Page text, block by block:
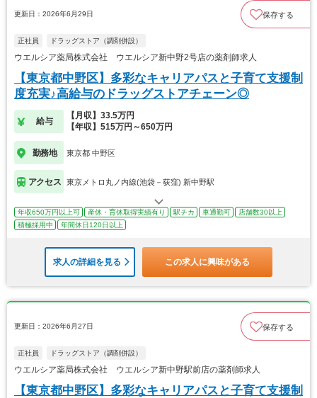
更新日：2026年6月29日 保存する
正社員 ドラッグストア（調剤併設）
ウエルシア薬局株式会社 ウエルシア新中野2号店の薬剤師求人
【東京都中野区】多彩なキャリアパスと子育て支援制
度充実♪高給与のドラッグストアチェーン◎
給与
【月収】33.5万円
【年収】515万円～650万円
勤務地 東京都 中野区
アクセス 東京メトロ丸ノ内線(池袋－荻窪) 新中野駅
年収650万円以上可 産休・育休取得実績有り 駅チカ 車通勤可
店舗数30以上
積極採用中
年間休日120日以上
求人の詳細を見る この求人に興味がある
更新日：2026年6月27日 保存する
正社員 ドラッグストア（調剤併設）
ウエルシア薬局株式会社 ウエルシア新中野駅前店の薬剤師求人
【東京都中野区】多彩なキャリアパスと子育て支援制